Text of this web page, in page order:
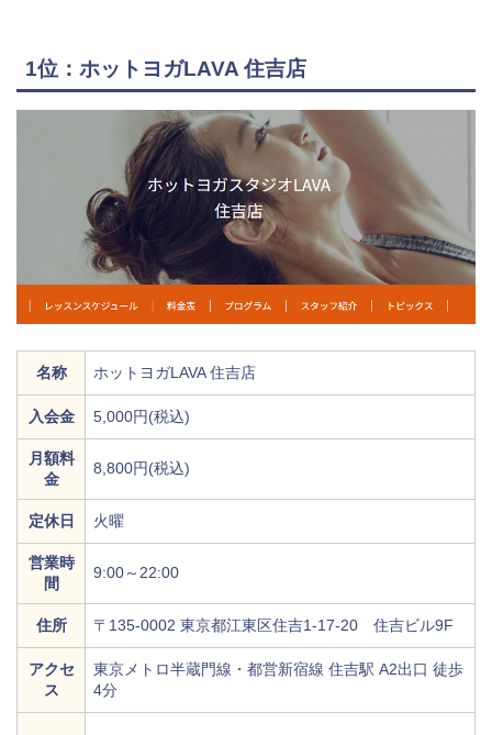
1位：ホットヨガLAVA 住吉店
名称 ホットヨガLAVA 住吉店
入会金 5,000円(税込)
月額料
金
8,800円(税込)
定休日 火曜
営業時
間
9:00～22:00
住所 〒135-0002 東京都江東区住吉1-17-20 住吉ビル9F
アクセ
ス
東京メトロ半蔵門線・都営新宿線 住吉駅 A2出口 徒歩
4分